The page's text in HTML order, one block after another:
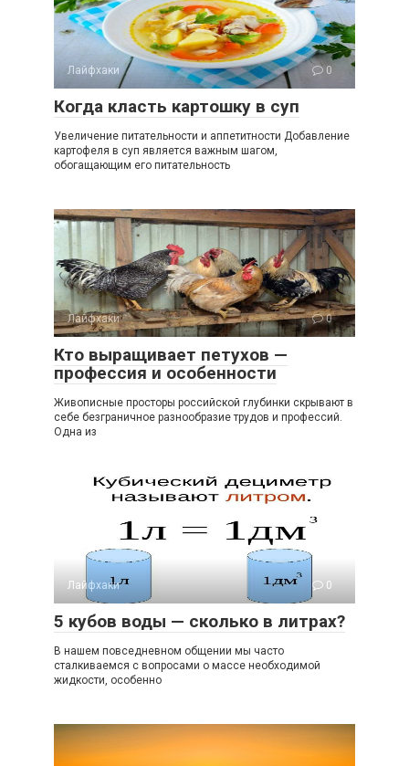
Лайфхаки 0
Когда класть картошку в суп
Увеличение питательности и аппетитности Добавление
картофеля в суп является важным шагом,
обогащающим его питательность
Лайфхаки 0
Кто выращивает петухов —
профессия и особенности
Живописные просторы российской глубинки скрывают в
себе безграничное разнообразие трудов и профессий.
Одна из
Лайфхаки 0
5 кубов воды — сколько в литрах?
В нашем повседневном общении мы часто
сталкиваемся с вопросами о массе необходимой
жидкости, особенно